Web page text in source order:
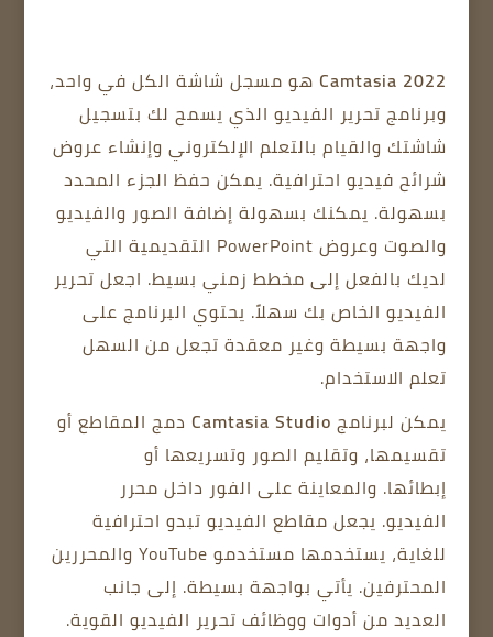
Camtasia 2022 هو مسجل شاشة الكل في واحد،
وبرنامج تحرير الفيديو الذي يسمح لك بتسجيل
شاشتك والقيام بالتعلم الإلكتروني وإنشاء عروض
شرائح فيديو احترافية. يمكن حفظ الجزء المحدد
بسهولة. يمكنك بسهولة إضافة الصور والفيديو
والصوت وعروض PowerPoint التقديمية التي
لديك بالفعل إلى مخطط زمني بسيط. اجعل تحرير
الفيديو الخاص بك سهلاً. يحتوي البرنامج على
واجهة بسيطة وغير معقدة تجعل من السهل
تعلم الاستخدام.
يمكن لبرنامج
دمج المقاطع أو
تقسيمها، وتقليم الصور وتسريعها أو
إبطائها. والمعاينة على الفور داخل محرر
الفيديو. يجعل مقاطع الفيديو تبدو احترافية
للغاية، يستخدمها مستخدمو YouTube والمحررين
المحترفين. يأتي بواجهة بسيطة. إلى جانب
العديد من أدوات ووظائف تحرير الفيديو القوية.